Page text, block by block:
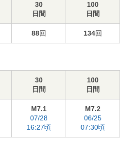
30
日間
100
日間
88回 134回
30
日間
100
日間
M7.1
07/28
16:27頃
M7.2
06/25
07:30頃